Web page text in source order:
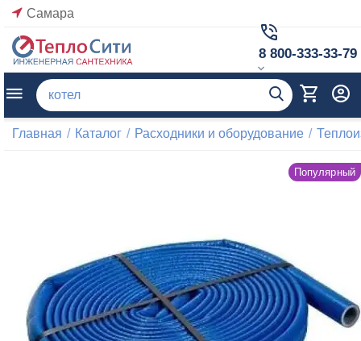
Самара
8 800-333-33-79
Главная / Каталог / Расходники и оборудование /
Популярный